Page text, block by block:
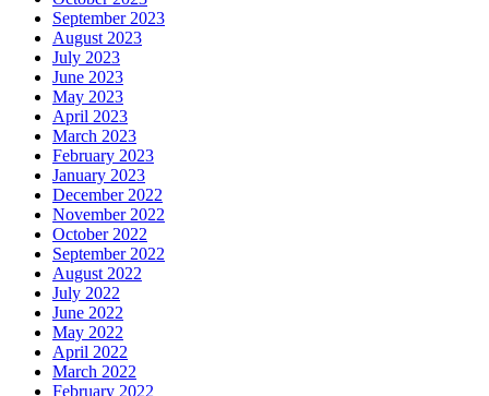
September 2023
August 2023
July 2023
June 2023
May 2023
April 2023
March 2023
February 2023
January 2023
December 2022
November 2022
October 2022
September 2022
August 2022
July 2022
June 2022
May 2022
April 2022
March 2022
February 2022